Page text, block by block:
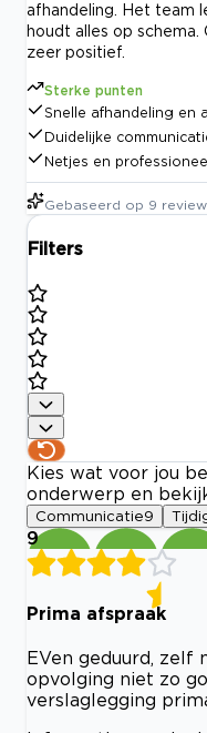
afhandeling. Het team
houdt alles op
zeer positief.
Sterke punten
Snelle afhandeling en
Duidelijke
Netjes en
Gebaseerd op 9
Filters
Kies wat voor jou
onderwerp en
Communicatie9
9
Prima afspraak
EVen geduurd, zelf
opvolging niet zo
verslaglegging